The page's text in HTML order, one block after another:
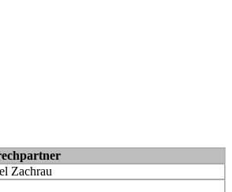
Zachrau